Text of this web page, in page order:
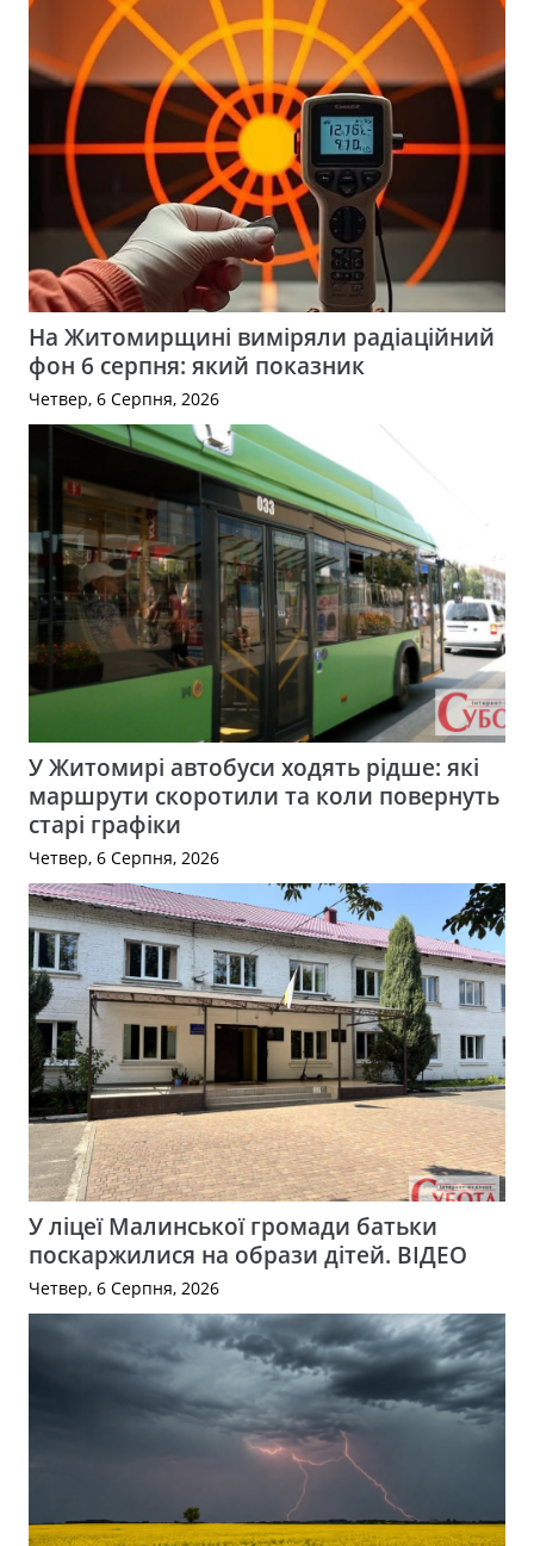
На Житомирщині виміряли радіаційний
фон 6 серпня: який показник
Четвер, 6 Серпня, 2026
У Житомирі автобуси ходять рідше: які
маршрути скоротили та коли повернуть
старі графіки
Четвер, 6 Серпня, 2026
У ліцеї Малинської громади батьки
поскаржилися на образи дітей. ВІДЕО
Четвер, 6 Серпня, 2026